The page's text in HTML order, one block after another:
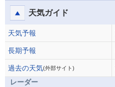
天気ガイド
天気予報
長期予報
過去の天気(外部サイト)
レーダー